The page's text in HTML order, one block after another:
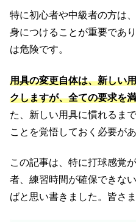
特に初心者や中級者の方は
身につけることが重要であ
は危険です。
用具の変更自体は、新しい
クしますが、全ての要求を
た、新しい用具に慣れるま
ことを覚悟しておく必要があ
この記事は、特に打球感覚
者、練習時間が確保できな
ばと思い書きました。皆さ